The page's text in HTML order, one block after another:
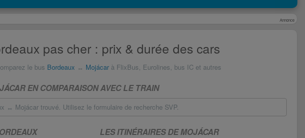
Annonce
pas cher : prix & durée des cars
le bus Bordeaux ↔ Mojácar à FlixBus, Eurolines, bus IC et autres
EN COMPARAISON AVEC LE TRAIN
↔ Mojácar trouvé. Utilisez le formulaire de recherche SVP.
LES ITINÉRAIRES DE MOJÁCAR